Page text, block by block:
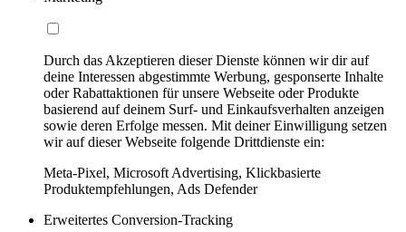
Durch das Akzeptieren dieser Dienste können wir dir auf
deine Interessen abgestimmte Werbung, gesponserte Inhalte
oder Rabattaktionen für unsere Webseite oder Produkte
basierend auf deinem Surf- und Einkaufsverhalten anzeigen
sowie deren Erfolge messen. Mit deiner Einwilligung setzen
wir auf dieser Webseite folgende Drittdienste ein:
Meta-Pixel, Microsoft Advertising, Klickbasierte
Produktempfehlungen, Ads Defender
Erweitertes Conversion-Tracking